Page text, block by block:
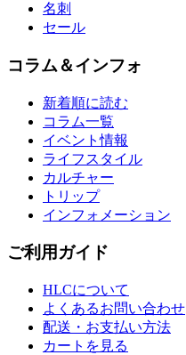
名刺
セール
コラム＆インフォ
新着順に読む
コラム一覧
イベント情報
ライフスタイル
カルチャー
トリップ
インフォメーション
ご利用ガイド
HLCについて
よくあるお問い合わせ
配送・お支払い方法
カートを見る